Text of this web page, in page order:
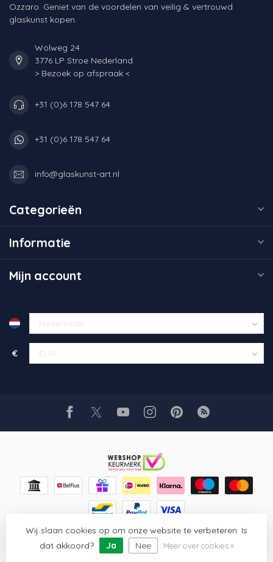
Ozzaro. Geniet van de voordelen van veilig & vertrouwd
glaskunst kopen.
Wolweg 24
3776 LP Stroe Nederland
> Bezoek op afspraak <
+31 (0)6 178 547 64
+31 (0)6 178 547 64
info@glaskunst-art.nl
Categorieën
Informatie
Mijn account
€
© Copyright 2026 Glaskunst Art- Powered byLightspeed-
Lightspeed designbyDyvelopment
Wij slaan cookies op om onze website te verbeteren. Is
dat akkoord?
Ja Nee Meer over cookies »